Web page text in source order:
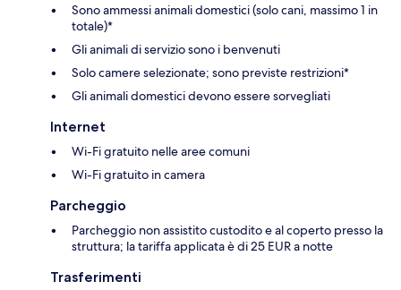
Sono ammessi animali domestici (solo cani, massimo 1 in
totale)*
Gli animali di servizio sono i benvenuti
Solo camere selezionate; sono previste restrizioni*
Gli animali domestici devono essere sorvegliati
Internet
Wi-Fi gratuito nelle aree comuni
Wi-Fi gratuito in camera
Parcheggio
Parcheggio non assistito custodito e al coperto presso la
struttura; la tariffa applicata è di 25 EUR a notte
Trasferimenti